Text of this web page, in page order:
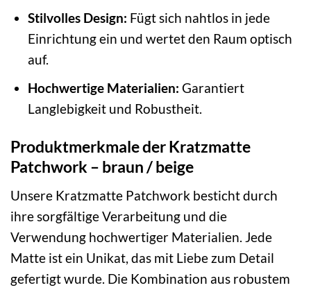
Stilvolles Design: Fügt sich nahtlos in jede
Einrichtung ein und wertet den Raum optisch
auf.
Hochwertige Materialien: Garantiert
Langlebigkeit und Robustheit.
Produktmerkmale der Kratzmatte
Patchwork – braun / beige
Unsere Kratzmatte Patchwork besticht durch
ihre sorgfältige Verarbeitung und die
Verwendung hochwertiger Materialien. Jede
Matte ist ein Unikat, das mit Liebe zum Detail
gefertigt wurde. Die Kombination aus robustem